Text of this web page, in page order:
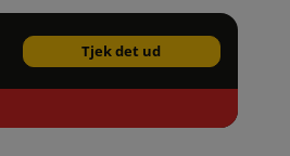
Tjek det ud